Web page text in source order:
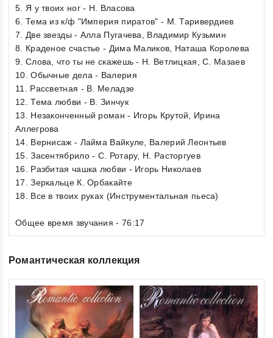
5. Я у твоих ног - Н. Власова
6. Тема из к/ф "Империя пиратов" - М. Таривердиев
7. Две звезды - Алла Пугачева, Владимир Кузьмин
8. Краденое счастье - Дима Маликов, Наташа Королева
9. Слова, что ты не скажешь - Н. Ветлицкая, С. Мазаев
10. Обычные дела - Валерия
11. Рассветная - В. Меладзе
12. Тема любви - В. Зинчук
13. Незаконченный роман - Игорь Крутой, Ирина
Аллегрова
14. Вернисаж - Лайма Вайкуле, Валерий Леонтьев
15. Засентябрило - С. Ротару, Н. Расторгуев
16. Разбитая чашка любви - Игорь Николаев
17. Зеркальце К. Орбакайте
18. Все в твоих руках (Инструментальная пьеса)
Общее время звучания - 76:17
Романтическая коллекция